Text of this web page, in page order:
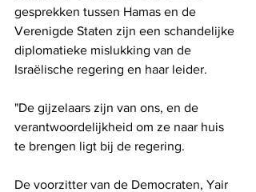
gesprekken tussen Hamas en de
Verenigde Staten zijn een schandelijke
diplomatieke mislukking van de
Israëlische regering en haar leider.
"De gijzelaars zijn van ons, en de
verantwoordelijkheid om ze naar huis
te brengen ligt bij de regering.
De voorzitter van de Democraten, Yair